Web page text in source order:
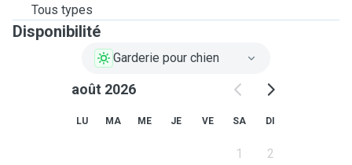
Tous types
Disponibilité
Garderie pour chien
août 2026
LU MA ME JE VE SA DI
1 2